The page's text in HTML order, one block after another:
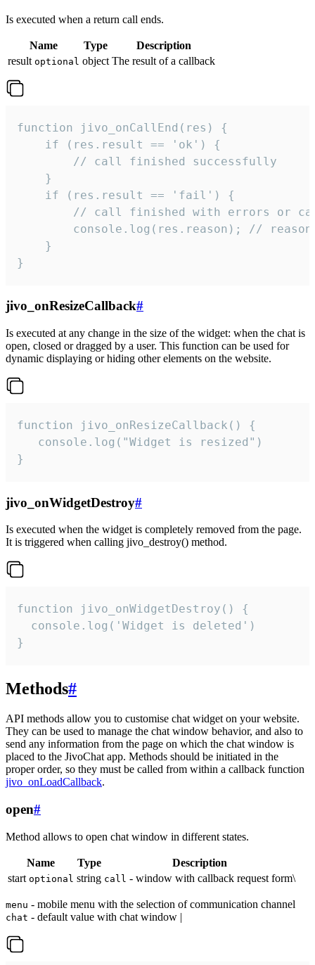
Is executed when a return call ends.
Name Type
Description
result optional object The result of a callback
function jivo_onCallEnd(res) {
    if (res.result == 'ok') {
        // call finished successfully
    }
    if (res.result == 'fail') {
// call finished with errors or
console.log(res.reason); //
    }
}
jivo_onResizeCallback#
Is executed at any change in the size of the widget: when the chat is
open, closed or dragged by a user. This function can be used for
dynamic displaying or hiding other elements on the website.
function jivo_onResizeCallback() {
   console.log("Widget is resized")
}
jivo_onWidgetDestroy#
Is executed when the widget is completely removed from the page.
It is triggered when calling jivo_destroy() method.
function jivo_onWidgetDestroy() {
  console.log('Widget is deleted')
}
Methods#
API methods allow you to customise chat widget on your website.
They can be used to manage the chat window behavior, and also to
send any information from the page on which the chat window is
placed to the JivoChat app. Methods should be initiated in the
proper order, so they must be called from within a callback function
jivo_onLoadCallback.
open#
Method allows to open chat window in different states.
Name Type
Description
start optional string call - window with callback request form\
menu - mobile menu with the selection of communication channel
chat - default value with chat window |